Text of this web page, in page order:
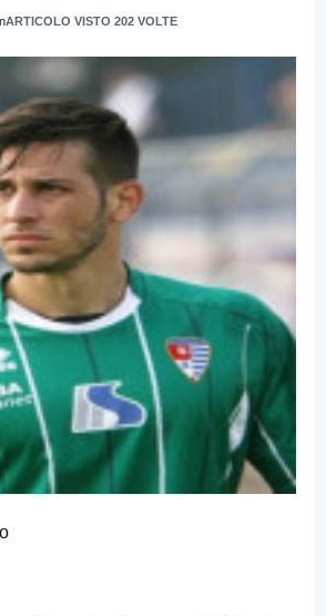
ARTICOLO VISTO 202 VOLTE